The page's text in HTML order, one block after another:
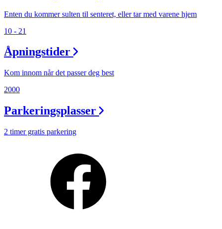
Enten du kommer sulten til senteret, eller tar med varene hjem
10 - 21
Åpningstider
Kom innom når det passer deg best
2000
Parkeringsplasser
2 timer gratis parkering